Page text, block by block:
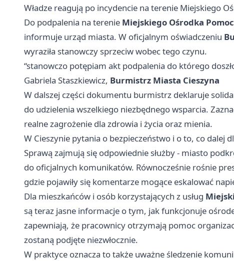
Władze reagują po incydencie na terenie Miejskiego
Do podpalenia na terenie Miejskiego Ośrodka
informuje urząd miasta. W oficjalnym oświadczeniu
wyraziła stanowczy sprzeciw wobec tego czynu.
“stanowczo potępiam akt podpalenia do którego
Gabriela Staszkiewicz, Burmistrz Miasta Cieszyna
W dalszej części dokumentu burmistrz deklaruje
do udzielenia wszelkiego niezbędnego wsparcia.
realne zagrożenie dla zdrowia i życia oraz mienia.
W Cieszynie pytania o bezpieczeństwo i o to, co dalej
Sprawą zajmują się odpowiednie służby - miasto
do oficjalnych komunikatów. Równocześnie rośnie
gdzie pojawiły się komentarze mogące eskalować
Dla mieszkańców i osób korzystających z usług
są teraz jasne informacje o tym, jak funkcjonuje
zapewniają, że pracownicy otrzymają pomoc
zostaną podjęte niezwłocznie.
W praktyce oznacza to także uważne śledzenie